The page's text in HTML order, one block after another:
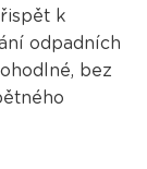
k
odpadních
bez